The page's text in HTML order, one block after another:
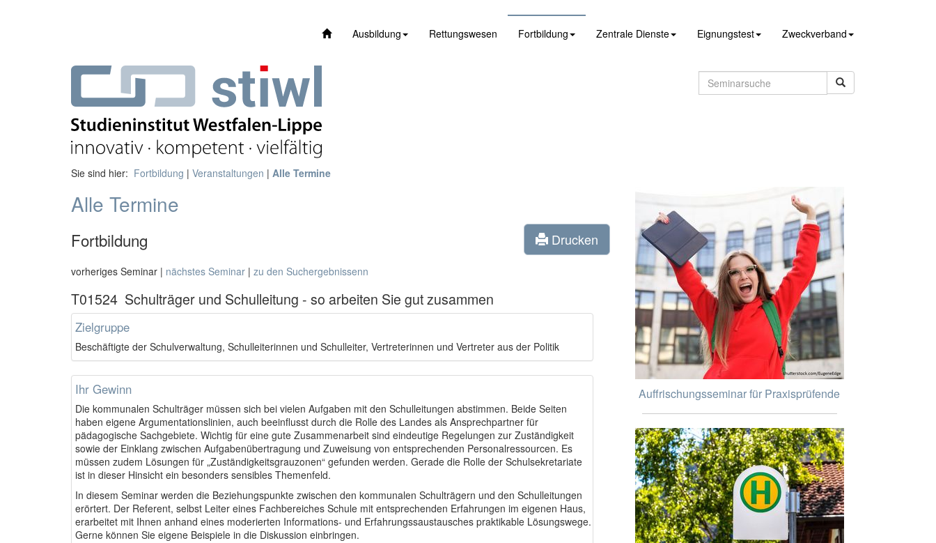
Ausbildung Rettungswesen Fortbildung Zentrale Dienste Eignungstest Zweckverband
Sie sind hier: Fortbildung | Veranstaltungen | Alle Termine
Alle Termine
Fortbildung Drucken
vorheriges Seminar | nächstes Seminar | zu den Suchergebnissenn
T01524 Schulträger und Schulleitung - so arbeiten Sie gut zusammen
Zielgruppe
Beschäftigte der Schulverwaltung, Schulleiterinnen und Schulleiter, Vertreterinnen und Vertreter aus der Politik
Ihr Gewinn
Die kommunalen Schulträger müssen sich bei vielen Aufgaben mit den Schulleitungen abstimmen. Beide Seiten
haben eigene Argumentationslinien, auch beeinflusst durch die Rolle des Landes als Ansprechpartner für
pädagogische Sachgebiete. Wichtig für eine gute Zusammenarbeit sind eindeutige Regelungen zur Zuständigkeit
sowie der Einklang zwischen Aufgabenübertragung und Zuweisung von entsprechenden Personalressourcen. Es
müssen zudem Lösungen für „Zuständigkeitsgrauzonen“ gefunden werden. Gerade die Rolle der Schulsekretariate
ist in dieser Hinsicht ein besonders sensibles Themenfeld.
In diesem Seminar werden die Beziehungspunkte zwischen den kommunalen Schulträgern und den Schulleitungen
erörtert. Der Referent, selbst Leiter eines Fachbereiches Schule mit entsprechenden Erfahrungen im eigenen Haus,
erarbeitet mit Ihnen anhand eines moderierten Informations- und Erfahrungssaustausches praktikable Lösungswege.
Gerne können Sie eigene Beispiele in die Diskussion einbringen.
Auffrischungsseminar für Praxisprüfende